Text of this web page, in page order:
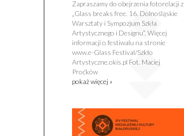
Zapraszamy do obejrzenia fotorelacji z
„Glass breaks free. 16. Dolnośląskie
Warsztaty i Sympozjum Szkła
Artystycznego i Designu”. Więcej
informacji o festiwalu na stronie
www.e-Glass Festival/Szkło
Artystyczne.okis.pl Fot. Maciej
Proćków
pokaż więcej »